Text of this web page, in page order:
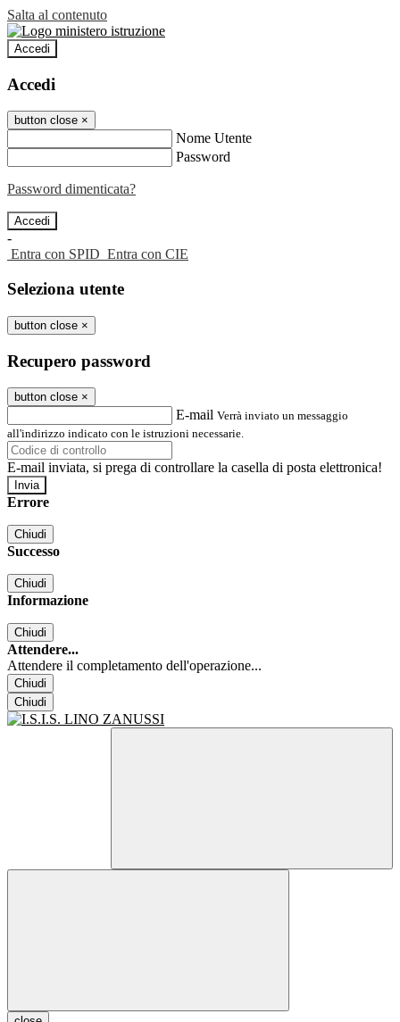
Salta al contenuto
Accedi
Accedi
button close ×
Nome Utente
Password
Password dimenticata?
-
Entra con SPID Entra con CIE
Seleziona utente
button close ×
Recupero password
button close ×
E-mail Verrà inviato un messaggio
all'indirizzo indicato con le istruzioni necessarie.
E-mail inviata, si prega di controllare la casella di posta elettronica!
Errore
Chiudi
Successo
Chiudi
Informazione
Chiudi
Attendere...
Attendere il completamento dell'operazione...
Chiudi
Chiudi